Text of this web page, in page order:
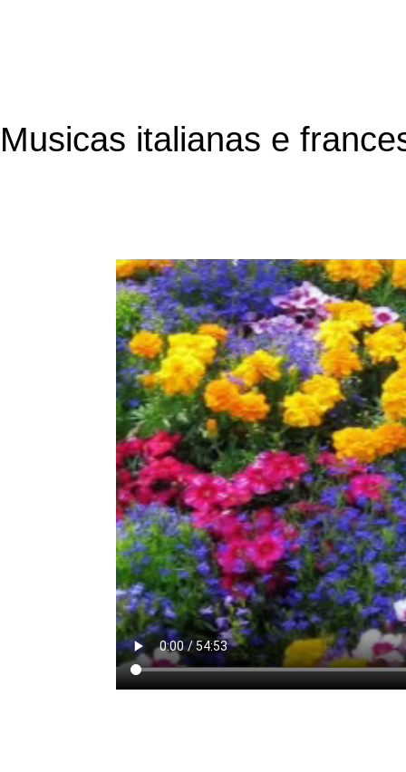
Musicas italianas e